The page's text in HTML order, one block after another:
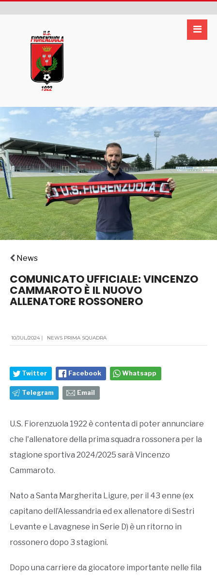
News
COMUNICATO UFFICIALE: VINCENZO
CAMMAROTO È IL NUOVO
ALLENATORE ROSSONERO
10/JUL/2024 | NEWS PRIMA SQUADRA
Twitter Facebook Whatsapp
Telegram Email
U.S. Fiorenzuola 1922 è contenta di poter annunciare
che l'allenatore della prima squadra rossonera per la
stagione sportiva 2024/2025 sarà Vincenzo
Cammaroto.
Nato a Santa Margherita Ligure, per il 43 enne (ex
capitano dell’Alessandria ed ex allenatore di Sestri
Levante e Lavagnese in Serie D) è un ritorno in
rossonero dopo 3 stagioni.
Dopo una carriere da giocatore importante nelle fila